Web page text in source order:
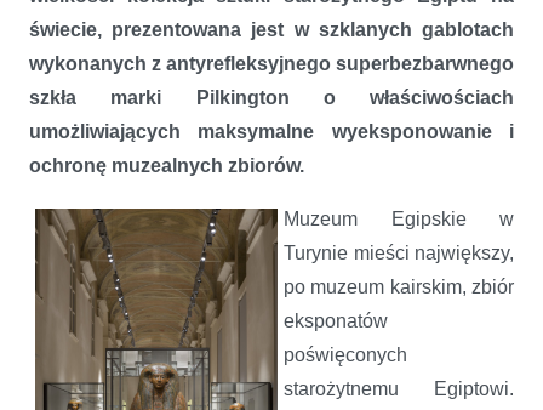
Bezcenne skarby faraonów w najlepszej szklanej oprawie
świecie, prezentowana jest w szklanych gablotach
wykonanych z antyrefleksyjnego superbezbarwnego
szkła marki Pilkington o właściwościach
umożliwiających maksymalne wyeksponowanie i
ochronę muzealnych zbiorów.
Muzeum Egipskie w
Turynie mieści największy,
po muzeum kairskim, zbiór
eksponatów
poświęconych
starożytnemu Egiptowi.